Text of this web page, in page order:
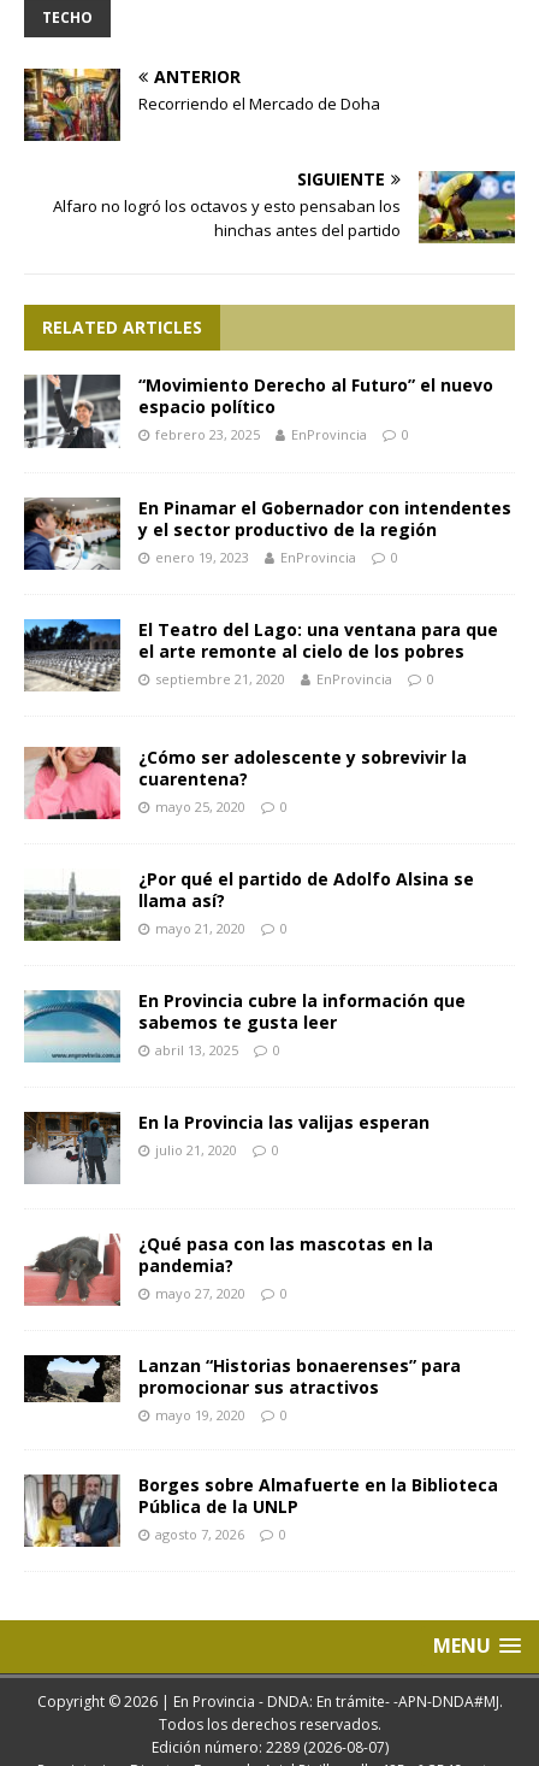
TECHO
ANTERIOR
Recorriendo el Mercado de Doha
SIGUIENTE
Alfaro no logró los octavos y esto pensaban los
hinchas antes del partido
RELATED ARTICLES
“Movimiento Derecho al Futuro” el nuevo
espacio político
febrero 23, 2025 EnProvincia 0
En Pinamar el Gobernador con intendentes
y el sector productivo de la región
enero 19, 2023 EnProvincia 0
El Teatro del Lago: una ventana para que
el arte remonte al cielo de los pobres
septiembre 21, 2020 EnProvincia 0
¿Cómo ser adolescente y sobrevivir la
cuarentena?
mayo 25, 2020 0
¿Por qué el partido de Adolfo Alsina se
llama así?
mayo 21, 2020 0
En Provincia cubre la información que
sabemos te gusta leer
abril 13, 2025 0
En la Provincia las valijas esperan
julio 21, 2020 0
¿Qué pasa con las mascotas en la
pandemia?
mayo 27, 2020 0
Lanzan “Historias bonaerenses” para
promocionar sus atractivos
mayo 19, 2020 0
Borges sobre Almafuerte en la Biblioteca
Pública de la UNLP
agosto 7, 2026 0
MENU
Copyright © 2026 | En Provincia - DNDA: En trámite- -APN-DNDA#MJ.
Todos los derechos reservados.
Edición número: 2289 (2026-08-07)